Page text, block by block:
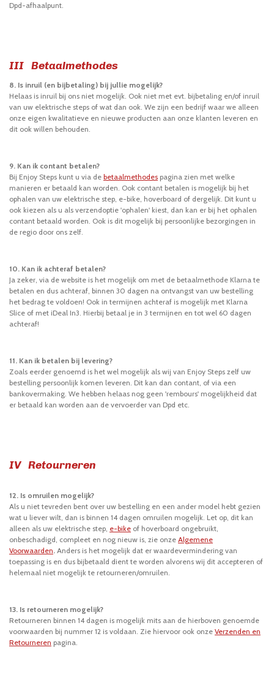
Dpd-afhaalpunt.
III Betaalmethodes
8. Is inruil (en bijbetaling) bij jullie mogelijk?
Helaas is inruil bij ons niet mogelijk. Ook niet met evt. bijbetaling en/of inruil
van uw elektrische steps of wat dan ook. We zijn een bedrijf waar we alleen
onze eigen kwalitatieve en nieuwe producten aan onze klanten leveren en
dit ook willen behouden.
9. Kan ik contant betalen?
Bij Enjoy Steps kunt u via de betaalmethodes pagina zien met welke
manieren er betaald kan worden. Ook contant betalen is mogelijk bij het
ophalen van uw elektrische step, e-bike, hoverboard of dergelijk. Dit kunt u
ook kiezen als u als verzendoptie 'ophalen' kiest, dan kan er bij het ophalen
contant betaald worden. Ook is dit mogelijk bij persoonlijke bezorgingen in
de regio door ons zelf.
10. Kan ik achteraf betalen?
Ja zeker, via de website is het mogelijk om met de betaalmethode Klarna te
betalen en dus achteraf, binnen 30 dagen na ontvangst van uw bestelling
het bedrag te voldoen! Ook in termijnen achteraf is mogelijk met Klarna
Slice of met iDeal In3. Hierbij betaal je in 3 termijnen en tot wel 60 dagen
achteraf!
11. Kan ik betalen bij levering?
Zoals eerder genoemd is het wel mogelijk als wij van Enjoy Steps zelf uw
bestelling persoonlijk komen leveren. Dit kan dan contant, of via een
bankovermaking. We hebben helaas nog geen 'rembours' mogelijkheid dat
er betaald kan worden aan de vervoerder van Dpd etc.
IV Retourneren
12. Is omruilen mogelijk?
Als u niet tevreden bent over uw bestelling en een ander model hebt gezien
wat u liever wilt, dan is binnen 14 dagen omruilen mogelijk. Let op, dit kan
alleen als uw elektrische step, e-bike of hoverboard ongebruikt,
onbeschadigd, compleet en nog nieuw is, zie onze Algemene
Voorwaarden. Anders is het mogelijk dat er waardevermindering van
toepassing is en dus bijbetaald dient te worden alvorens wij dit accepteren of
helemaal niet mogelijk te retourneren/omruilen.
13. Is retourneren mogelijk?
Retourneren binnen 14 dagen is mogelijk mits aan de hierboven genoemde
voorwaarden bij nummer 12 is voldaan. Zie hiervoor ook onze Verzenden en
Retourneren pagina.